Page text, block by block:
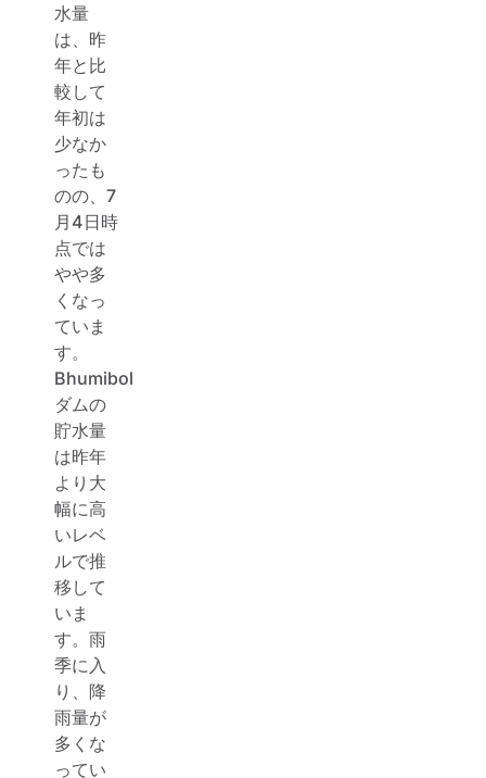
水量
は、昨
年と比
較して
年初は
少なか
ったも
のの、7
月4日時
点では
やや多
くなっ
ていま
す。
Bhumibol
ダムの
貯水量
は昨年
より大
幅に高
いレベ
ルで推
移して
いま
す。雨
季に入
り、降
雨量が
多くな
ってい